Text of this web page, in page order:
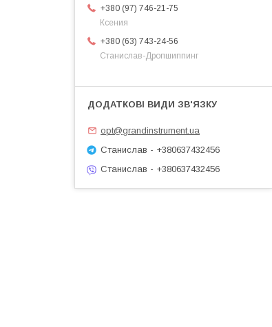
+380 (97) 746-21-75
Ксения
+380 (63) 743-24-56
Станислав-Дропшиппинг
opt@grandinstrument.ua
Станислав - +380637432456
Станислав - +380637432456